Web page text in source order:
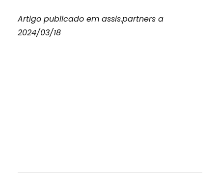
Artigo publicado em assis.partners a
2024/03/18